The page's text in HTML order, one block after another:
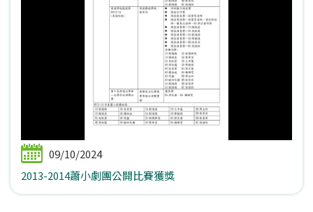
09/10/2024
2013-2014蕭小劇團公開比賽獲獎